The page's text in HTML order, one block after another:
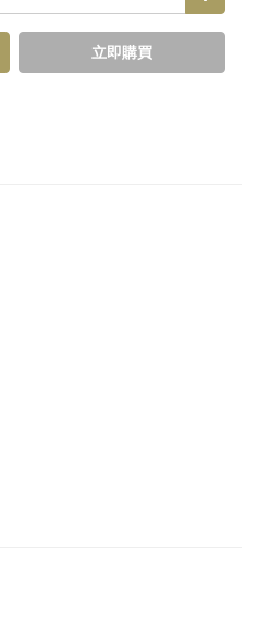
立即購買